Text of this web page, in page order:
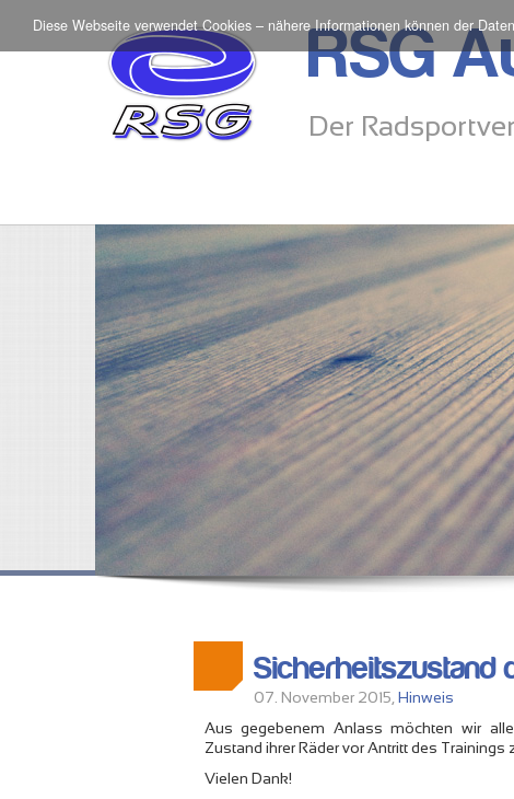
Diese Webseite verwendet Cookies – nähere Informationen können der
RSG
Der
Sicherheitszustand
07. November 2015, Hinweis
Aus gegebenem Anlass möchten wir
Zustand ihrer Räder vor Antritt des Trainings
Vielen Dank!